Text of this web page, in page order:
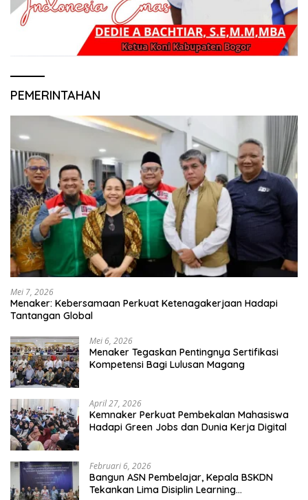
PEMERINTAHAN
Mei 7, 2026
Menaker: Kebersamaan Perkuat Ketenagakerjaan Hadapi
Tantangan Global
Mei 6, 2026
Menaker Tegaskan Pentingnya Sertifikasi
Kompetensi Bagi Lulusan Magang
April 27, 2026
Kemnaker Perkuat Pembekalan Mahasiswa
Hadapi Green Jobs dan Dunia Kerja Digital
Februari 6, 2026
Bangun ASN Pembelajar, Kepala BSKDN
Tekankan Lima Disiplin Learning